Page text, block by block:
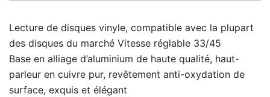
Lecture de disques vinyle, compatible avec la plupart
des disques du marché Vitesse réglable 33/45
Base en alliage d’aluminium de haute qualité, haut-
parleur en cuivre pur, revêtement anti-oxydation de
surface, exquis et élégant